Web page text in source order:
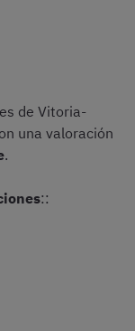
de Vitoria-
una valoración
.
::